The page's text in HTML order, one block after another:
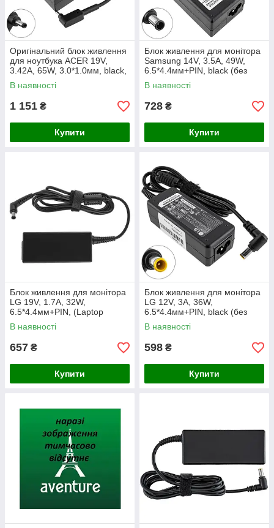
Оригінальний блок живлення
для ноутбука ACER 19V,
3.42A, 65W, 3.0*1.0мм, black,
Aspire S5 series (без кабеля
!) (A11-065N1A)
В наявності
1 151 ₴
Купити
Блок живлення для монітора
Samsung 14V, 3.5A, 49W,
6.5*4.4мм+PIN, black (без
кабеля!)(AD-4914N)
В наявності
728 ₴
Купити
Блок живлення для монітора
LG 19V, 1.7A, 32W,
6.5*4.4мм+PIN, (Laptop
Adapter) black (без кабелю!)
В наявності
657 ₴
Купити
Блок живлення для монітора
LG 12V, 3A, 36W,
6.5*4.4мм+PIN, black (без
кабелю!)(LCAP07F)
В наявності
598 ₴
Купити